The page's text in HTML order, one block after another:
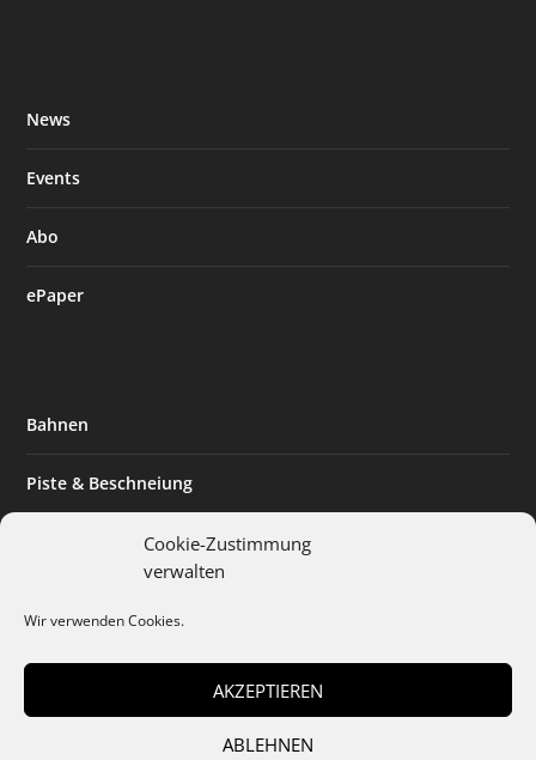
Cookie-Zustimmung
verwalten
Wir verwenden Cookies.
AKZEPTIEREN
ABLEHNEN
News
Events
Abo
ePaper
Bahnen
Piste & Beschneiung
Expertise & Technik